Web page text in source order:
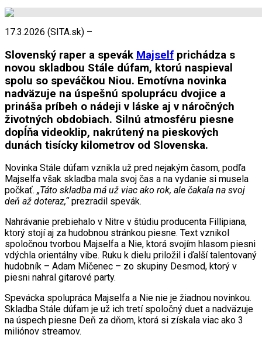
17.3.2026 (SITA.sk) –
Slovenský raper a spevák Majself prichádza s
novou skladbou Stále dúfam, ktorú naspieval
spolu so speváčkou Niou. Emotívna novinka
nadväzuje na úspešnú spoluprácu dvojice a
prináša príbeh o nádeji v láske aj v náročných
životných obdobiach. Silnú atmosféru piesne
dopĺňa videoklip, nakrútený na pieskových
dunách tisícky kilometrov od Slovenska.
Novinka Stále dúfam vznikla už pred nejakým časom, podľa
Majselfa však skladba mala svoj čas a na vydanie si musela
počkať. „Táto skladba má už viac ako rok, ale čakala na svoj
deň až doteraz,“ prezradil spevák.
Nahrávanie prebiehalo v Nitre v štúdiu producenta Fillipiana,
ktorý stojí aj za hudobnou stránkou piesne. Text vznikol
spoločnou tvorbou Majselfa a Nie, ktorá svojím hlasom piesni
vdýchla orientálny vibe. Ruku k dielu priložil i ďalší talentovaný
hudobník – Adam Mičenec – zo skupiny Desmod, ktorý v
piesni nahral gitarové party.
Spevácka spolupráca Majselfa a Nie nie je žiadnou novinkou.
Skladba Stále dúfam je už ich tretí spoločný duet a nadväzuje
na úspech piesne Deň za dňom, ktorá si získala viac ako 3
miliónov streamov.